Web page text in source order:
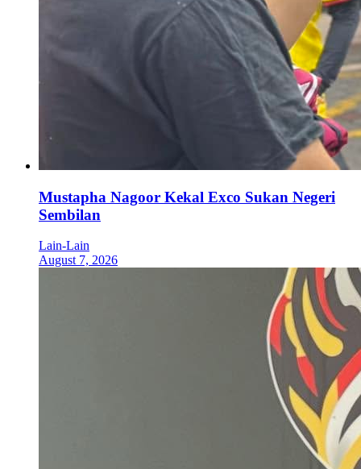
Mustapha Nagoor Kekal Exco Sukan Negeri
Sembilan
Lain-Lain
August 7, 2026